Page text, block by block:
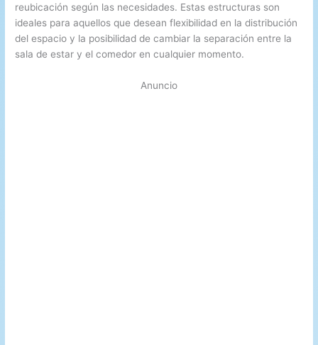
reubicación según las necesidades. Estas estructuras son
ideales para aquellos que desean flexibilidad en la distribución
del espacio y la posibilidad de cambiar la separación entre la
sala de estar y el comedor en cualquier momento.
Anuncio